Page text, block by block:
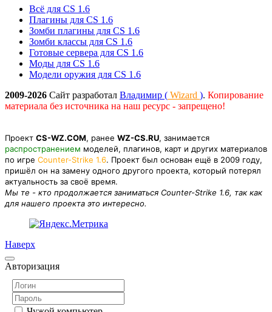
Всё для CS 1.6
Плагины для CS 1.6
Зомби плагины для CS 1.6
Зомби классы для CS 1.6
Готовые сервера для CS 1.6
Моды для CS 1.6
Модели оружия для CS 1.6
2009-2026 Сайт разработал Владимир ( Wizard ). Копирование
материала без источника на наш ресурс - запрещено!
Проект CS-WZ.COM, ранее WZ-CS.RU, занимается
распространением моделей, плагинов, карт и других материалов
по игре Counter-Strike 1.6. Проект был основан ещё в 2009 году,
пришёл он на замену одного другого проекта, который потерял
актуальность за своё время.
Мы те - кто продолжается заниматься Counter-Strike 1.6, так как
для нашего проекта это интересно.
Наверх
Авторизация